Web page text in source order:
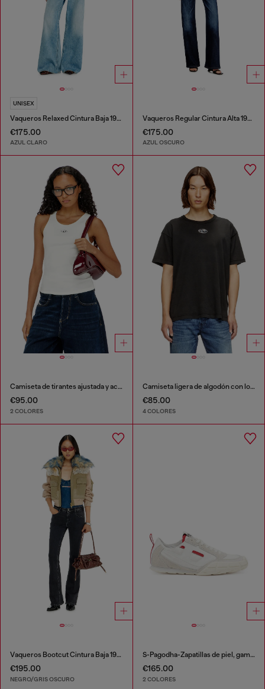
UNISEX
Vaqueros Relaxed Cintura Baja 1996 D-Sire
€175.00
AZUL CLARO
Vaqueros Regular Cintura Alta 1971 D-Sent
€175.00
AZUL OSCURO
Camiseta de tirantes ajustada y acanalada con Óvalo D metálico
€95.00
2 COLORES
Camiseta ligera de algodón con logotipo Oval D metálico
€85.00
4 COLORES
Vaqueros Bootcut Cintura Baja 1969 D-Ebbey
€195.00
NEGRO/GRIS OSCURO
S-Pagodha-Zapatillas de piel, gamuza y ripstop
€165.00
2 COLORES